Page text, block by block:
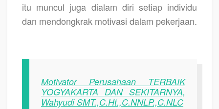
itu muncul juga dialam diri setiap individu
dan mendongkrak motivasi dalam pekerjaan.
Motivator Perusahaan TERBAIK
YOGYAKARTA DAN SEKITARNYA,
Wahyudi SMT.,C.Ht.,C.NNLP.,C.NLC